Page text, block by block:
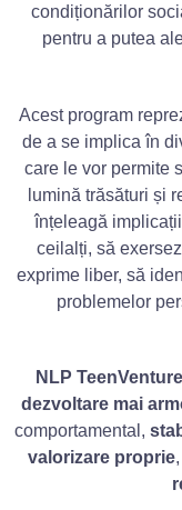
condiționărilor
pentru a putea
Acest program
de a se implica în
care le vor permite
lumină trăsături și
înțeleagă
ceilalți, să
exprime liber, să
problemelor
NLP TeenVenture
dezvoltare mai
comportamental,
valorizare proprie